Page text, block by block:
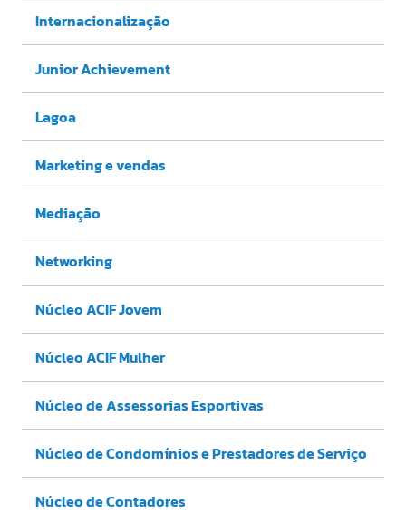
Internacionalização
Junior Achievement
Lagoa
Marketing e vendas
Mediação
Networking
Núcleo ACIF Jovem
Núcleo ACIF Mulher
Núcleo de Assessorias Esportivas
Núcleo de Condomínios e Prestadores de Serviço
Núcleo de Contadores